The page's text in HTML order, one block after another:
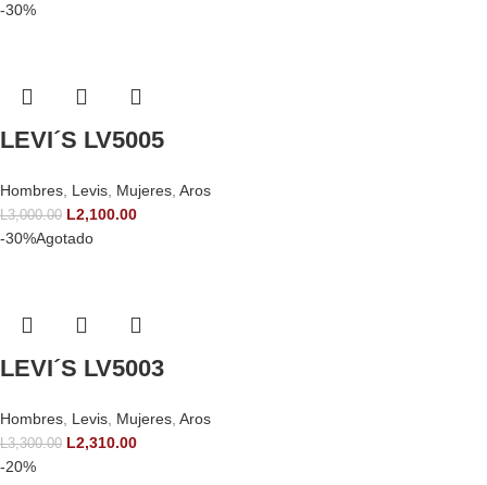
-30%
LEVI´S LV5005
Hombres, Levis, Mujeres, Aros
L3,000.00 L2,100.00
-30%Agotado
LEVI´S LV5003
Hombres, Levis, Mujeres, Aros
L3,300.00 L2,310.00
-20%